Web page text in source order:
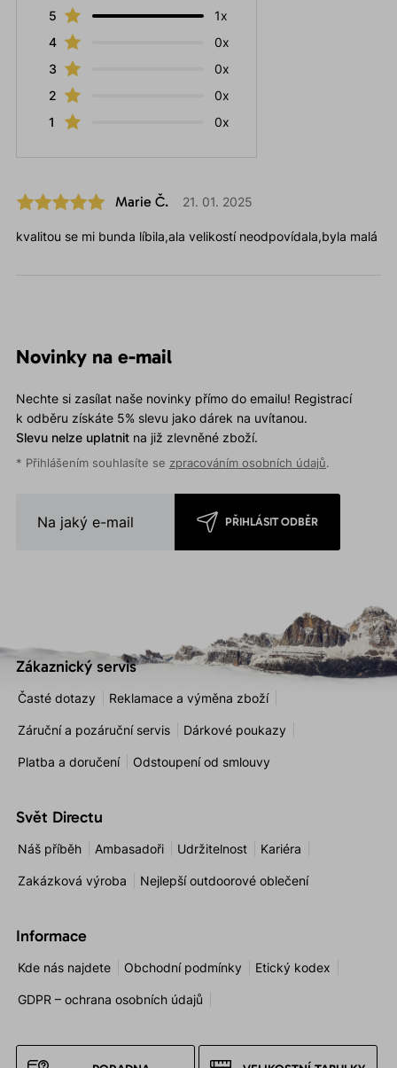
5
1x
4
0x
3
0x
2
0x
1
0x
Marie Č. 21. 01. 2025
kvalitou se mi bunda líbila,ala velikostí neodpovídala,byla malá
Novinky na e-mail
Nechte si zasílat naše novinky přímo do emailu! Registrací
k odběru získáte 5% slevu jako dárek na uvítanou.
Slevu nelze uplatnitna již zlevněné zboží.
* Přihlášením souhlasíte se zpracováním osobních údajů.
PŘIHLÁSIT ODBĚR
Zákaznický servis
Časté dotazy Reklamace a výměna zboží
Záruční a pozáruční servis Dárkové poukazy
Platba a doručení Odstoupení od smlouvy
Svět Directu
Náš příběh Ambasadoři Udržitelnost Kariéra
Zakázková výroba Nejlepší outdoorové oblečení
Informace
Kde nás najdete Obchodní podmínky Etický kodex
GDPR – ochrana osobních údajů